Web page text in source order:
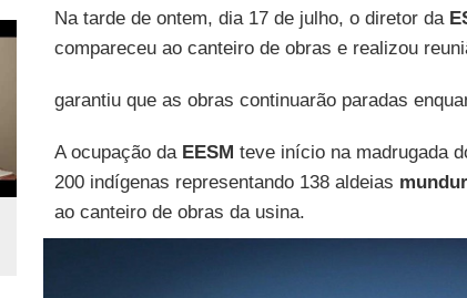
Na tarde de ontem, dia 17 de julho, o diretor da
compareceu ao canteiro de obras e realizou
garantiu que as obras continuarão paradas
A ocupação da EESM teve início na madrugada
200 indígenas representando 138 aldeias
ao canteiro de obras da usina.